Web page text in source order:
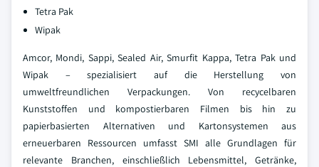
Tetra Pak
Wipak
Amcor, Mondi, Sappi, Sealed Air, Smurfit Kappa, Tetra Pak und
Wipak – spezialisiert auf die Herstellung von
umweltfreundlichen Verpackungen. Von recycelbaren
Kunststoffen und kompostierbaren Filmen bis hin zu
papierbasierten Alternativen und Kartonsystemen aus
erneuerbaren Ressourcen umfasst SMI alle Grundlagen für
relevante Branchen, einschließlich Lebensmittel, Getränke,